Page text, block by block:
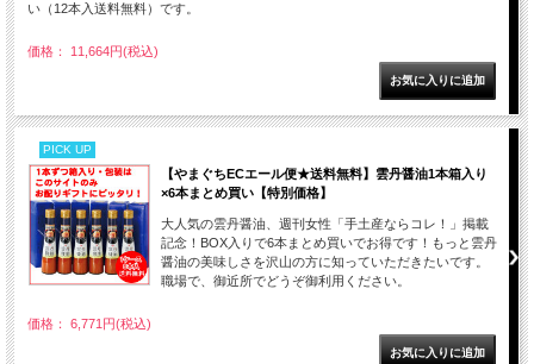
い（12本入送料無料）です。
価格： 11,664円(税込)
PICK UP
【やまぐちECエール便★送料無料】雲丹醤油1本箱入り
×6本まとめ買い【特別価格】
大人気の雲丹醤油、週刊女性「手土産ならコレ！」掲載
記念！BOX入りで6本まとめ買いでお得です！もっと雲丹
醤油の美味しさを沢山の方に知っていただきたいです。
職場で、御近所でどうぞ御利用ください。
価格： 6,771円(税込)